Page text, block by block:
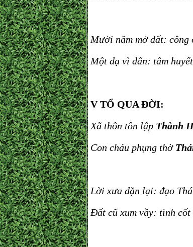
Mười năm mở đất: công
Một dạ vì dân: tâm
V TỔ QUA ĐỜI:
Xã thôn tôn lập Thành
Con cháu phụng thờ
Lời xưa dặn lại: đạo
Đất cũ xum vầy: tình cốt